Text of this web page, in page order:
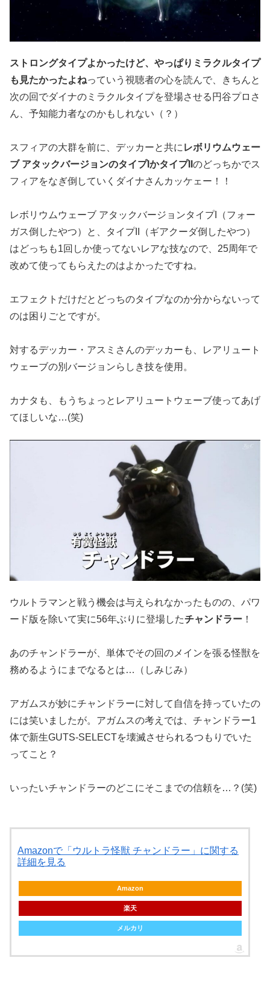
ストロングタイプよかったけど、やっぱりミラクルタイプ
も見たかったよねっていう視聴者の心を読んで、きちんと
次の回でダイナのミラクルタイプを登場させる円谷プロさ
ん、予知能力者なのかもしれない（？）
スフィアの大群を前に、デッカーと共にレボリウムウェー
ブ アタックバージョンのタイプIかタイプII のどっちかでス
フィアをなぎ倒していくダイナさんカッケェー！！
レボリウムウェーブ アタックバージョンタイプI（フォー
ガス倒したやつ）と、タイプII（ギアクーダ倒したやつ）
はどっちも1回しか使ってないレアな技なので、25周年で
改めて使ってもらえたのはよかったですね。
エフェクトだけだとどっちのタイプなのか分からないって
のは困りごとですが。
対するデッカー・アスミさんのデッカーも、レアリュート
ウェーブの別バージョンらしき技を使用。
カナタも、もうちょっとレアリュートウェーブ使ってあげ
てほしいな…(笑)
ウルトラマンと戦う機会は与えられなかったものの、パワ
ード版を除いて実に56年ぶりに登場したチャンドラー ！
あのチャンドラーが、単体でその回のメインを張る怪獣を
務めるようにまでなるとは…（しみじみ）
アガムスが妙にチャンドラーに対して自信を持っていたの
には笑いましたが。アガムスの考えでは、チャンドラー1
体で新生GUTS-SELECTを壊滅させられるつもりでいた
ってこと？
いったいチャンドラーのどこにそこまでの信頼を…？(笑)
Amazonで「ウルトラ怪獣 チャンドラー」に関する
詳細を見る
Amazon
楽天
メルカリ